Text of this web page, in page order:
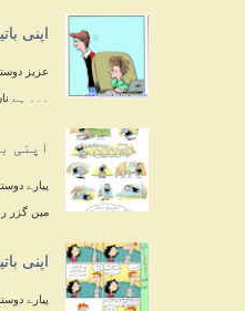
اپنی
عزیز
۔۔۔ ہے
اپنی
پیارے
میں گزر
اپنی
پیارے